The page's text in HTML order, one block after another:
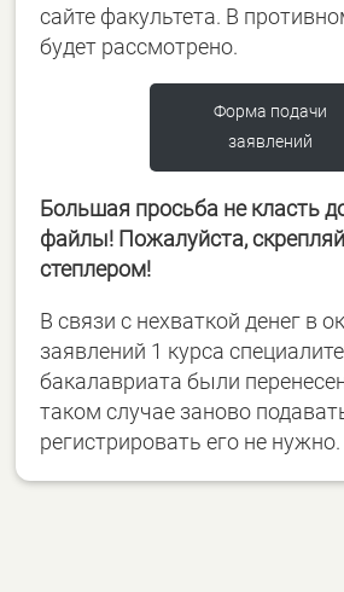
сайте факультета. В
будет рассмотрено.
Форма подачи
заявлений
Большая просьба не класть
файлы! Пожалуйста,
степлером!
В связи с нехваткой денег в
заявлений 1 курса
бакалавриата были
таком случае заново
регистрировать его не нужно.